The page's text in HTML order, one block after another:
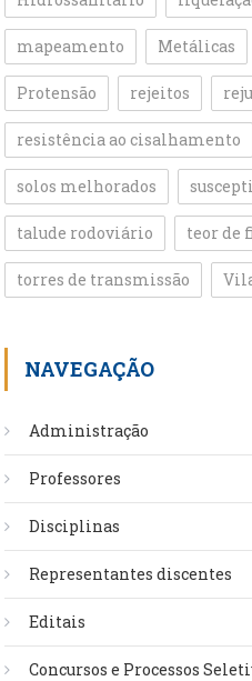
mapeamento Metálicas
Protensão rejeitos
resistência ao cisalhamento
solos melhorados
talude rodoviário teor de
torres de transmissão
NAVEGAÇÃO
Administração
Professores
Disciplinas
Representantes discentes
Editais
Concursos e Processos